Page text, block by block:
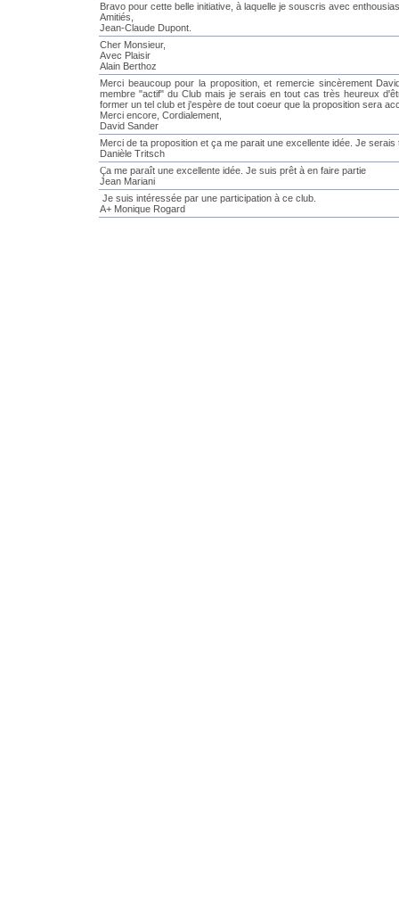
Bravo pour cette belle initiative, à laquelle je souscris avec
Amitiés,
Jean-Claude Dupont.
Cher Monsieur,
Avec Plaisir
Alain Berthoz
Merci beaucoup pour la proposition, et remercie sincèrement
membre "actif" du Club mais je serais en tout cas très heureux
former un tel club et j'espère de tout coeur que la proposition sera
Merci encore, Cordialement,
David Sander
Merci de ta proposition et ça me parait une excellente idée. Je
Danièle Tritsch
Ça me paraît une excellente idée. Je suis prêt à en faire partie
Jean Mariani
Je suis intéressée par une participation à ce club.
A+ Monique Rogard